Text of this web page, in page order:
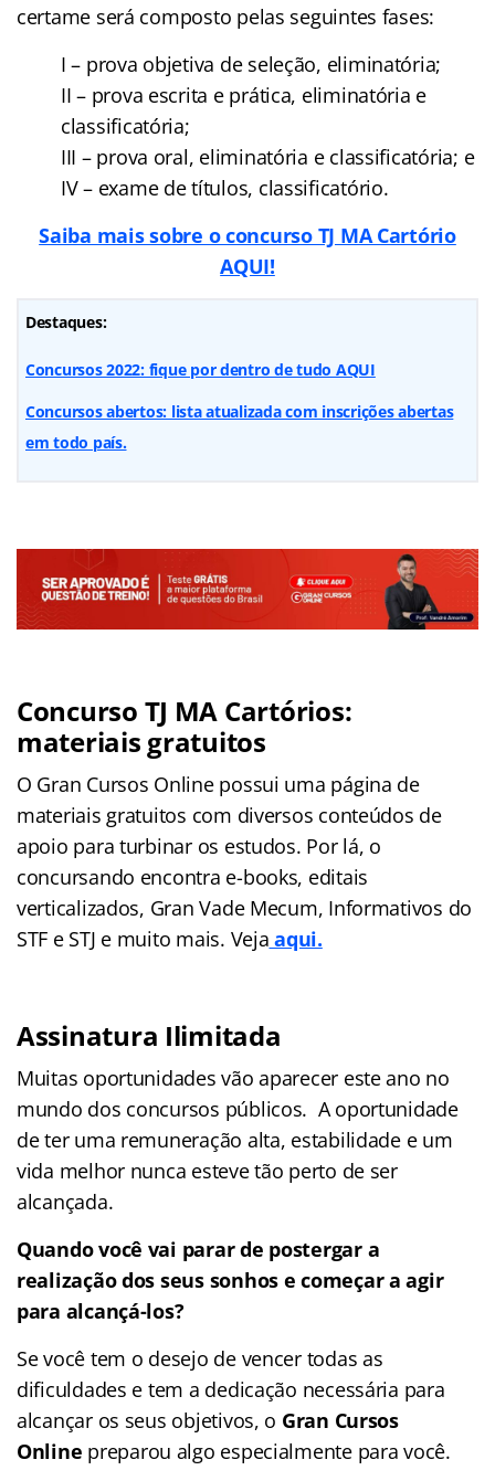
certame será composto pelas seguintes fases:
I – prova objetiva de seleção, eliminatória;
II – prova escrita e prática, eliminatória e
classificatória;
III – prova oral, eliminatória e classificatória; e
IV – exame de títulos, classificatório.
Saiba mais sobre o concurso TJ MA Cartório
AQUI!
Destaques:
Concursos 2022: fique por dentro de tudo AQUI
Concursos abertos: lista atualizada com inscrições abertas
em todo país.
Concurso TJ MA Cartórios:
materiais gratuitos
O Gran Cursos Online possui uma página de
materiais gratuitos com diversos conteúdos de
apoio para turbinar os estudos. Por lá, o
concursando encontra e-books, editais
verticalizados, Gran Vade Mecum, Informativos do
STF e STJ e muito mais. Veja aqui.
Assinatura Ilimitada
Muitas oportunidades vão aparecer este ano no
mundo dos concursos públicos. A oportunidade
de ter uma remuneração alta, estabilidade e um
vida melhor nunca esteve tão perto de ser
alcançada.
Quando você vai parar de postergar a
realização dos seus sonhos e começar a agir
para alcançá-los?
Se você tem o desejo de vencer todas as
dificuldades e tem a dedicação necessária para
alcançar os seus objetivos, o Gran Cursos
Online preparou algo especialmente para você.